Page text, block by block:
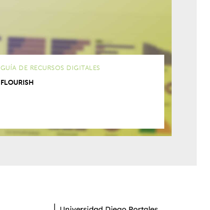
GUÍA DE RECURSOS DIGITALES
FLOURISH